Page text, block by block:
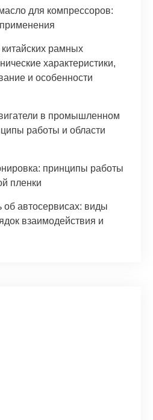
для компрессоров:
рамных
характеристики,
и особенности
в промышленном
работы и области
принципы работы
пленки
об автосервисах: виды
взаимодействия и